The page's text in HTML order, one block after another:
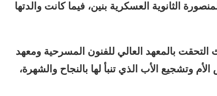
الثانوية العسكرية بنين، فيما كانت والدتها
بالمعهد العالي للفنون المسرحية ومعهد
الأب الذي تنبأ لها بالنجاح والشهرة،